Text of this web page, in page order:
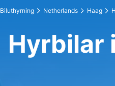
Biluthyrning Netherlands Haag
Hyrbilar